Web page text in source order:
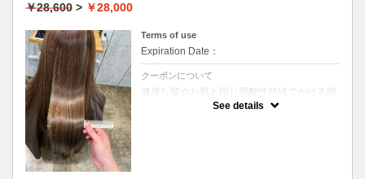
￥28,600 > ￥28,000
Terms of use
Expiration Date：
クーポンについて
健康な髪やお肌と同じ弱酸性領域でかける縮
毛矯正☆髪を瘦せさせることなく、気になる
See details